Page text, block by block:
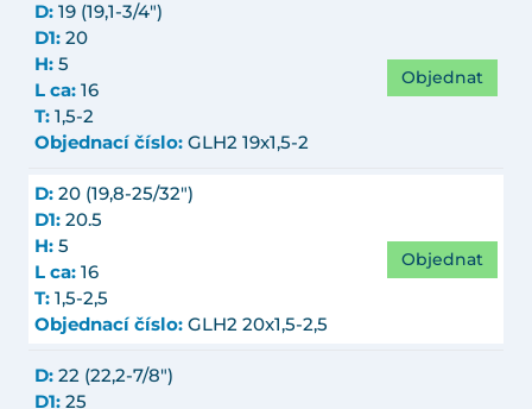
D: 19 (19,1-3/4")
D1: 20
H: 5
L ca: 16
T: 1,5-2
Objednací číslo: GLH2 19x1,5-2
Objednat
D: 20 (19,8-25/32")
D1: 20.5
H: 5
L ca: 16
T: 1,5-2,5
Objednací číslo: GLH2 20x1,5-2,5
Objednat
D: 22 (22,2-7/8")
D1: 25